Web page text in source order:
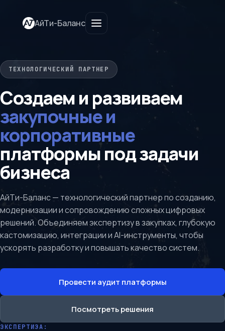
АйТи-Баланс
ТЕХНОЛОГИЧЕСКИЙ ПАРТНЕР
Создаем и развиваем
закупочные и
корпоративные
платформы под задачи
бизнеса
АйТи-Баланс — технологический партнер по созданию,
модернизации и сопровождению сложных цифровых
решений. Объединяем экспертизу в закупках, глубокую
кастомизацию, интеграции и AI-инструменты, чтобы
ускорять разработку и повышать качество систем.
Провести аудит платформы
Посмотреть решения
ЭКСПЕРТИЗА: